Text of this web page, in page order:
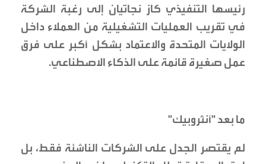
رئيسها التنفيذي كاز نجاتيان إلى رغبة الشركة
في تقريب العمليات التشغيلية من العملاء داخل
الولايات المتحدة والاعتماد بشكل أكبر على فرق
عمل صغيرة قائمة على الذكاء الاصطناعي.
ما بعد "أنثروبيك"
لم يقتصر الجدل على الشركات الناشئة فقط، بل